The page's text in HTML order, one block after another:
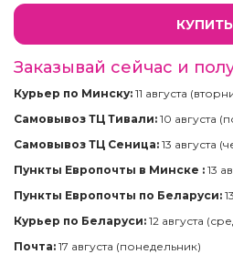
КУПИТЬ
Заказывай сейчас и
Курьер по Минску: 11 августа
Самовывоз ТЦ Тивали: 10 августа
Самовывоз ТЦ Сеница: 13 августа
Пункты Европочты в Минске : 13
Пункты Европочты по Беларуси:
Курьер по Беларуси: 12 августа
Почта: 17 августа (понедельник)